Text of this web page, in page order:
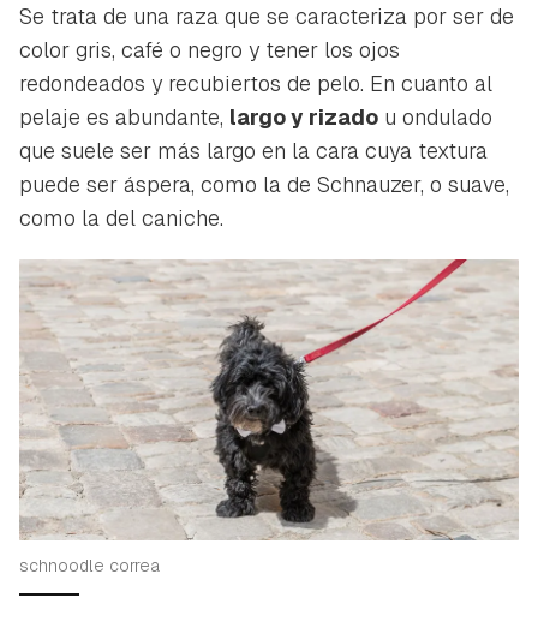
Se trata de una raza que se caracteriza por ser de
color gris, café o negro y tener los ojos
redondeados y recubiertos de pelo. En cuanto al
pelaje es abundante, largo y rizado u ondulado
que suele ser más largo en la cara cuya textura
puede ser áspera, como la de Schnauzer, o suave,
como la del caniche.
schnoodle correa